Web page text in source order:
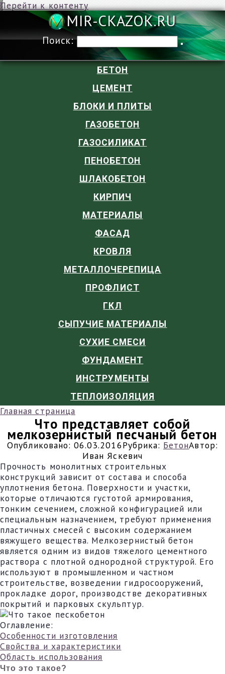
Перейти к контенту
MIR-
Поиск:
БЕТОН
ЦЕМЕНТ
БЛОКИ И ПЛИТЫ
ГАЗОБЕТОН
ГАЗОСИЛИКАТ
ПЕНОБЕТОН
ШЛАКОБЕТОН
КИРПИЧ
МАТЕРИАЛЫ
ФАСАД
КРОВЛЯ
МЕТАЛЛОЧЕРЕПИЦА
ПРОФЛИСТ
ГКЛ
СЫПУЧИЕ МАТЕРИАЛЫ
СУХИЕ СМЕСИ
ФУНДАМЕНТ
ИНСТРУМЕНТЫ
ТЕПЛОИЗОЛЯЦИЯ
Главная страница
Что представляет собой
мелкозернистый песчаный бетон
Опубликовано: 06.03.2016Рубрика: БетонАвтор:
Иван Яскевич
Прочность монолитных строительных
конструкций зависит от состава и способа
уплотнения бетона. Поверхности и участки,
которые отличаются густотой армирования,
тонким сечением, сложной конфигурацией или
специальным назначением, требуют применения
пластичных смесей с высоким содержанием
вяжущего вещества. Мелкозернистый бетон
является одним из видов тяжелого цементного
раствора с плотной однородной структурой. Его
используют в промышленном и частном
строительстве, возведении гидросооружений,
прокладке дорог, производстве декоративных
покрытий и парковых скульптур.
Оглавление:
Особенности изготовления
Свойства и характеристики
Область использования
Что это такое?